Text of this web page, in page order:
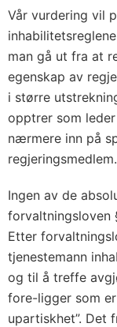
Vår vurdering vil
man gå ut fra at
egenskap av
i større
opptrer som
nærmere inn på
regjeringsmedlem.
Ingen av de
forvaltningsloven
Etter
tjenestemann
og til å treffe
fore-ligger som
upartiskhet”. Det